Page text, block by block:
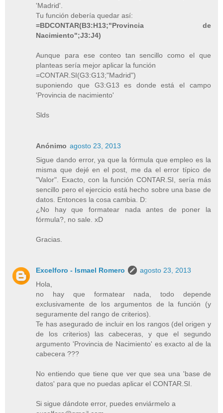
'Madrid'.
Tu función debería quedar así:
=BDCONTAR(B3:H13;"Provincia de
Nacimiento";J3:J4)
Aunque para ese conteo tan sencillo como el que
planteas sería mejor aplicar la función
=CONTAR.SI(G3:G13;"Madrid")
suponiendo que G3:G13 es donde está el campo
'Provincia de nacimiento'
Slds
Anónimo agosto 23, 2013
Sigue dando error, ya que la fórmula que empleo es la
misma que dejé en el post, me da el error típico de
"Valor". Exacto, con la función CONTAR.SI, sería más
sencillo pero el ejercicio está hecho sobre una base de
datos. Entonces la cosa cambia. D:
¿No hay que formatear nada antes de poner la
fórmula?, no sale. xD
Gracias.
Excelforo - Ismael Romero
agosto 23, 2013
Hola,
no hay que formatear nada, todo depende
exclusivamente de los argumentos de la función (y
seguramente del rango de criterios).
Te has asegurado de incluir en los rangos (del origen y
de los criterios) las cabeceras, y que el segundo
argumento 'Provincia de Nacimiento' es exacto al de la
cabecera ???
No entiendo que tiene que ver que sea una 'base de
datos' para que no puedas aplicar el CONTAR.SI.
Si sigue dándote error, puedes enviármelo a